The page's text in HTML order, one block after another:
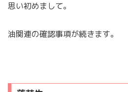
思い初めまして。
油関連の確認事項が続きます。